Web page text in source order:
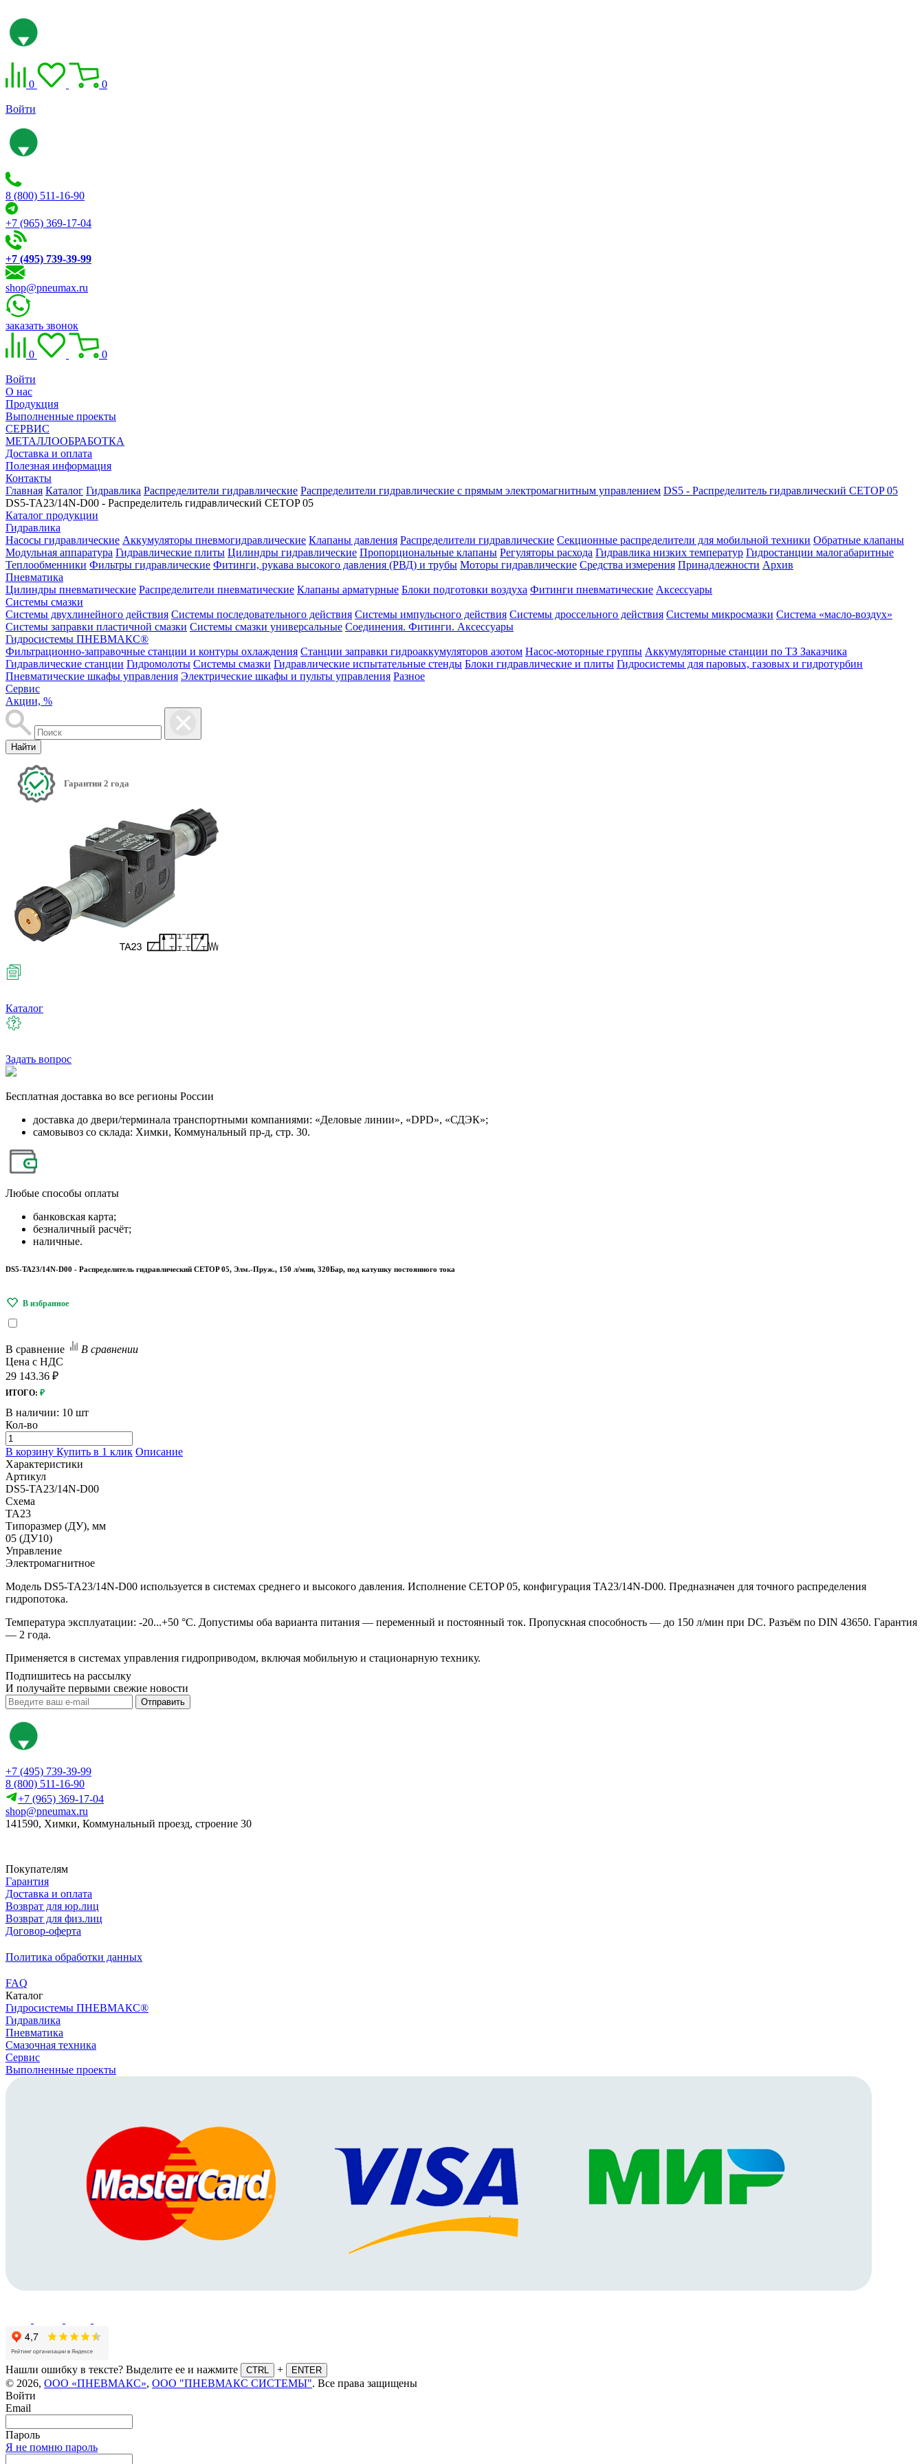
0 0
Войти
8 (800) 511-16-90
+7 (965) 369-17-04
+7 (495) 739-39-99
shop@pneumax.ru
заказать звонок
0 0
Войти
О нас
Продукция
Выполненные проекты
СЕРВИС
МЕТАЛЛООБРАБОТКА
Доставка и оплата
Полезная информация
Контакты
Главная Каталог Гидравлика Распределители гидравлические Распределители гидравлические с прямым электромагнитным управлением DS5 - Распределитель гидравлический CETOP 05
DS5-TA23/14N-D00 - Распределитель гидравлический CETOP 05
Каталог продукции
Гидравлика
Насосы гидравлические Аккумуляторы пневмогидравлические Клапаны давления Распределители гидравлические Секционные распределители для мобильной техники Обратные клапаны
Модульная аппаратура Гидравлические плиты Цилиндры гидравлические Пропорциональные клапаны Регуляторы расхода Гидравлика низких температур Гидростанции малогабаритные
Теплообменники Фильтры гидравлические Фитинги, рукава высокого давления (РВД) и трубы Моторы гидравлические Средства измерения Принадлежности Архив
Пневматика
Цилиндры пневматические Распределители пневматические Клапаны арматурные Блоки подготовки воздуха Фитинги пневматические Аксессуары
Системы смазки
Системы двухлинейного действия Системы последовательного действия Системы импульсного действия Системы дроссельного действия Системы микросмазки Система «масло-воздух»
Системы заправки пластичной смазки Системы смазки универсальные Соединения. Фитинги. Аксессуары
Гидросистемы ПНЕВМАКС®
Фильтрационно-заправочные станции и контуры охлаждения Станции заправки гидроаккумуляторов азотом Насос-моторные группы Аккумуляторные станции по ТЗ Заказчика
Гидравлические станции Гидромолоты Системы смазки Гидравлические испытательные стенды Блоки гидравлические и плиты Гидросистемы для паровых, газовых и гидротурбин
Пневматические шкафы управления Электрические шкафы и пульты управления Разное
Сервис
Акции, %
Найти
Гарантия 2 года
Каталог
Задать вопрос
Бесплатная доставка во все регионы России
доставка до двери/терминала транспортными компаниями: «Деловые линии», «DPD», «СДЭК»;
самовывоз со склада: Химки, Коммунальный пр-д, стр. 30.
Любые способы оплаты
банковская карта;
безналичный расчёт;
наличные.
DS5-TA23/14N-D00 - Распределитель гидравлический CETOP 05, Элм.-Пруж., 150 л/мин, 320Бар, под катушку постоянного тока
В сравнение
В сравнении
Цена с НДС
29 143.36 ₽
ИТОГО: ₽
В наличии: 10 шт
Кол-во
В корзину Купить в 1 клик Описание
Характеристики
Артикул
DS5-TA23/14N-D00
Схема
TA23
Типоразмер (ДУ), мм
05 (ДУ10)
Управление
Электромагнитное
Модель DS5-TA23/14N-D00 используется в системах среднего и высокого давления. Исполнение CETOP 05, конфигурация TA23/14N-D00. Предназначен для точного распределения
гидропотока.
Температура эксплуатации: -20...+50 °C. Допустимы оба варианта питания — переменный и постоянный ток. Пропускная способность — до 150 л/мин при DC. Разъём по DIN 43650. Гарантия
— 2 года.
Применяется в системах управления гидроприводом, включая мобильную и стационарную технику.
Подпишитесь на рассылку
И получайте первыми свежие новости
Отправить
+7 (495) 739-39-99
8 (800) 511-16-90
+7 (965) 369-17-04
shop@pneumax.ru
141590, Химки, Коммунальный проезд, строение 30
Покупателям
Гарантия
Доставка и оплата
Возврат для юр.лиц
Возврат для физ.лиц
Договор-оферта
Политика обработки данных
FAQ
Каталог
Гидросистемы ПНЕВМАКС®
Гидравлика
Пневматика
Смазочная техника
Сервис
Выполненные проекты
Нашли ошибку в тексте? Выделите ее и нажмите CTRL + ENTER
© 2026, ООО «ПНЕВМАКС», ООО "ПНЕВМАКС СИСТЕМЫ". Все права защищены
Войти
Email
Пароль
Я не помню пароль